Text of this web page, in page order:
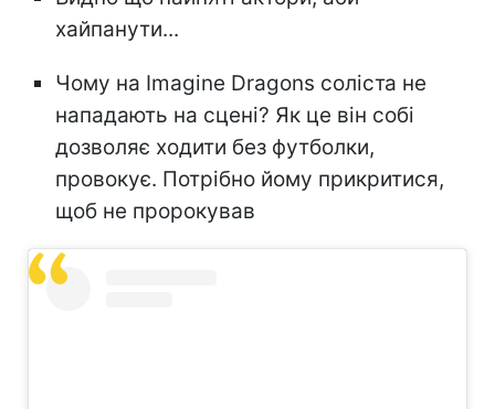
хайпанути...
Чому на Imagine Dragons coліста не
нападають на сцені? Як це він собі
дозволяє ходити без футболки,
провокує. Потрібно йому прикритися,
щоб не пророкував